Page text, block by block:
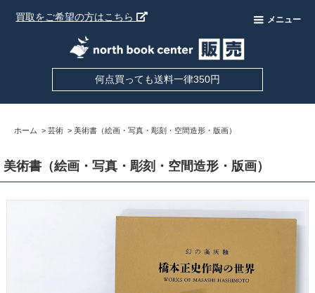
買取をご希望の方はこちら メニュー
何点買っても送料一律350円
ホーム > 芸術 > 美術書（絵画・写真・彫刻・空間造形・版画）
美術書（絵画・写真・彫刻・空間造形・版画）